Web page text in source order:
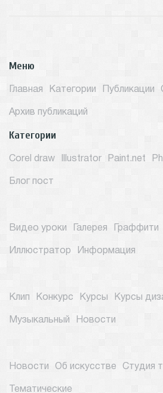
Меню
Главная Категории Публикации
Архив публикаций
Категории
Corel draw Illustrator Paint.net
Блог пост
Видео уроки Галерея Граффити
Иллюстратор Информация
Клип Конкурс Курсы Курсы
Музыкальный Новости
Новости Об искусстве Студия
Тематические